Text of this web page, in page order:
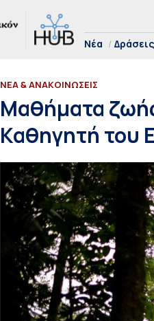
Νέα Δράσεις
ΝΕΑ & ΑΝΑΚΟΙΝΩΣΕΙΣ
Μαθήματα
Καθηγητή του